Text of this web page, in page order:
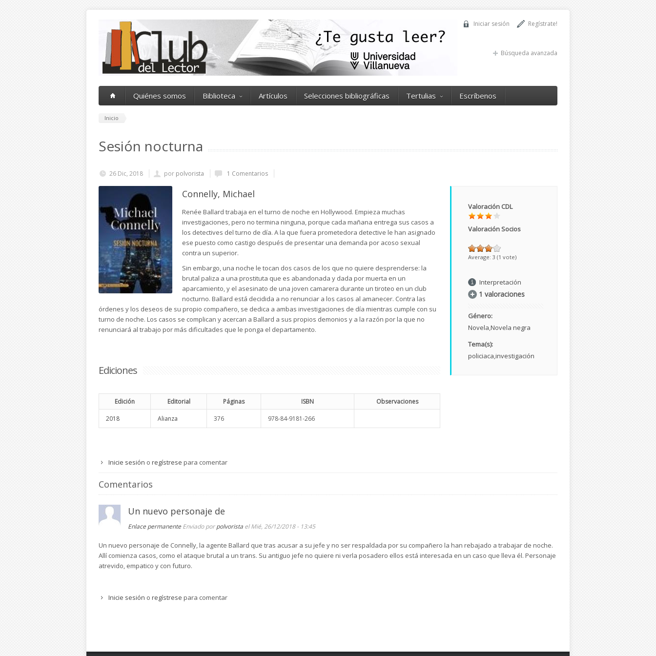
Regístrate!
Iniciar sesión
Búsqueda avanzada
Quiénes somos Biblioteca Artículos Selecciones bibliográficas Tertulias Escríbenos
Inicio
Sesión nocturna
26 Dic, 2018 por polvorista 1 Comentarios
Connelly, Michael
Renée Ballard trabaja en el turno de noche en Hollywood. Empieza muchas
investigaciones, pero no termina ninguna, porque cada mañana entrega sus casos a
los detectives del turno de día. A la que fuera prometedora detective le han asignado
ese puesto como castigo después de presentar una demanda por acoso sexual
contra un superior.
Sin embargo, una noche le tocan dos casos de los que no quiere desprenderse: la
brutal paliza a una prostituta que es abandonada y dada por muerta en un
aparcamiento, y el asesinato de una joven camarera durante un tiroteo en un club
nocturno. Ballard está decidida a no renunciar a los casos al amanecer. Contra las
órdenes y los deseos de su propio compañero, se dedica a ambas investigaciones de día mientras cumple con su
turno de noche. Los casos se complican y acercan a Ballard a sus propios demonios y a la razón por la que no
renunciará al trabajo por más dificultades que le ponga el departamento.
Ediciones
Edición Editorial Páginas ISBN Observaciones
2018 Alianza 376 978-84-9181-266
Valoración CDL
Valoración Socios
Average: 3 (1 vote)
Interpretación
1 valoraciones
Género:
Novela Novela negra
Tema(s):
policiaca investigación
Inicie sesión o regístrese para comentar
Comentarios
Un nuevo personaje de
Enlace permanente Enviado porpolvorista el Mié, 26/12/2018 - 13:45
Un nuevo personaje de Connelly, la agente Ballard que tras acusar a su jefe y no ser respaldada por su compañero la han rebajado a trabajar de noche.
Allí comienza casos, como el ataque brutal a un trans. Su antiguo jefe no quiere ni verla posadero ellos está interesada en un caso que lleva él. Personaje
atrevido, empatico y con futuro.
Inicie sesión o regístrese para comentar